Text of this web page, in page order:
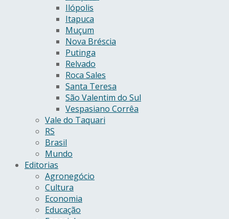
Ilópolis
Itapuca
Muçum
Nova Bréscia
Putinga
Relvado
Roca Sales
Santa Teresa
São Valentim do Sul
Vespasiano Corrêa
Vale do Taquari
RS
Brasil
Mundo
Editorias
Agronegócio
Cultura
Economia
Educação